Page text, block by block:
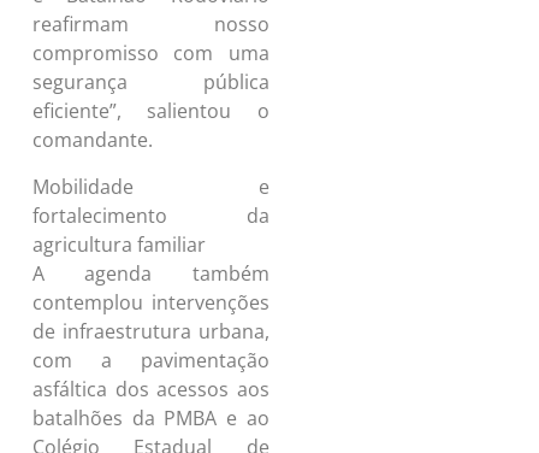
reafirmam nosso
compromisso com uma
segurança pública
eficiente”, salientou o
comandante.
Mobilidade e
fortalecimento da
agricultura familiar
A agenda também
contemplou intervenções
de infraestrutura urbana,
com a pavimentação
asfáltica dos acessos aos
batalhões da PMBA e ao
Colégio Estadual de